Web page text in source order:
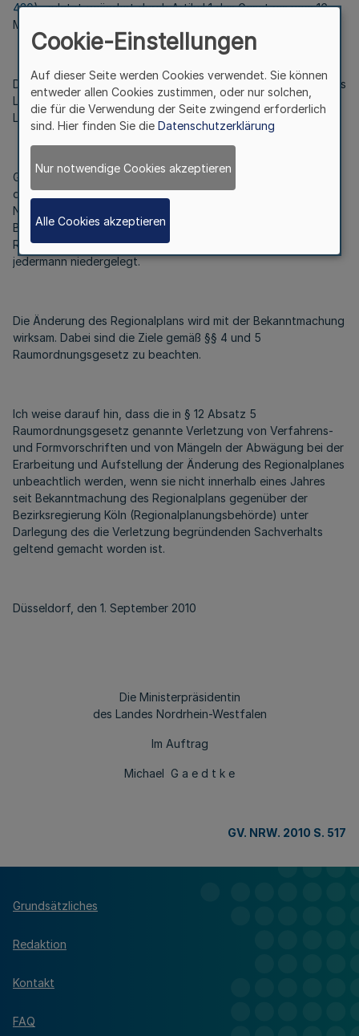
430), zuletzt geändert durch Artikel 1 des Gesetzes vom 16.
März 2010 (
Die Bekanntmachung im Gesetz- und Verordnungsblatt für das
Land Nordrhein-Westfalen erfolgt nach § 14 Satz 1
Landesplanungsgesetz.
Gemäß § 14 Satz 3 Landesplanungsgesetz wird die Änderung
des Regionalplans bei der Staatskanzlei des Landes
Nordrhein-Westfalen (Landesplanungsbehörde), der
Bezirksregierung Köln (Regionalplanungsbehörde) sowie dem
Rhein-Erft-Kreis und der Stadt Hürth zur Einsicht für
jedermann niedergelegt.
Die Änderung des Regionalplans wird mit der Bekanntmachung
wirksam. Dabei sind die Ziele gemäß §§ 4 und 5
Raumordnungsgesetz zu beachten.
Ich weise darauf hin, dass die in § 12 Absatz 5
Raumordnungsgesetz genannte Verletzung von Verfahrens-
und Formvorschriften und von Mängeln der Abwägung bei der
Erarbeitung und Aufstellung der Änderung des Regionalplanes
unbeachtlich werden, wenn sie nicht innerhalb eines Jahres
seit Bekanntmachung des Regionalplans gegenüber der
Bezirksregierung Köln (Regionalplanungsbehörde) unter
Darlegung des die Verletzung begründenden Sachverhalts
geltend gemacht worden ist.
Düsseldorf, den 1. September 2010
Die Ministerpräsidentin
des Landes Nordrhein-Westfalen
Im Auftrag
Michael G a e d t k e
GV. NRW. 2010 S. 517
Grundsätzliches
Redaktion
Kontakt
FAQ
Cookie-Einstellungen
Auf dieser Seite werden Cookies verwendet. Sie können
entweder allen Cookies zustimmen, oder nur solchen,
die für die Verwendung der Seite zwingend erforderlich
sind. Hier finden Sie die Datenschutzerklärung
Nur notwendige Cookies akzeptieren
Alle Cookies akzeptieren